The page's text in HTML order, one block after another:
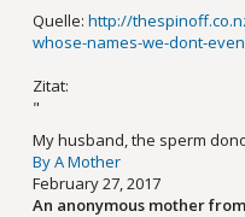
Quelle: http://
whose-names-we-dont-
Zitat:
"
My husband, the sperm
By A Mother
February 27, 2017
An anonymous mother